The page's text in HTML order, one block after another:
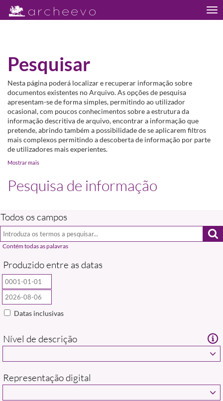
Pesquisar
Nesta página poderá localizar e recuperar informação sobre
documentos existentes no Arquivo. As opções de pesquisa
apresentam-se de forma simples, permitindo ao utilizador
ocasional, com poucos conhecimentos sobre a estrutura da
informação descritiva de arquivo, encontrar a informação que
pretende, abrindo também a possibilidade de se aplicarem filtros
mais complexos permitindo a descoberta de informação por parte
de utilizadores mais experientes.
Mostrar mais
Pesquisa de informação
Todos os campos
Produzido entre as datas
Datas inclusivas
Nível de descrição
Representação digital